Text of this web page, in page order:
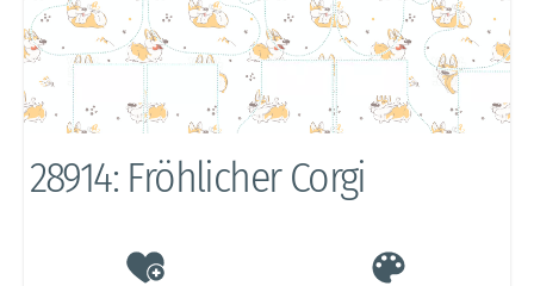
28914: Fröhlicher Corgi